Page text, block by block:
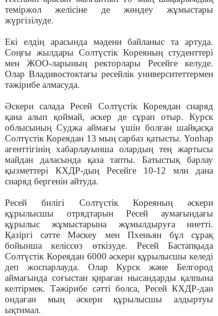
теміржол желісіне де жөндеу жұмыстары
жүргізілуде.
Екі елдің арасында мәдени байланыс та артуда.
Соңғы жылдары Солтүстік Кореяның студенттері
мен ЖОО-ларының ректорлары Ресейге келуде.
Олар Владивостоктағы ресейлік университеттермен
тәжірибе алмасуда.
Әскери салада Ресей Солтүстік Кореядан снаряд
қана алып қоймай, әскер де сұрап отыр. Курск
облысының Суджа аймағы үшін болған шайқасқа
Солтүстік Кореядан 13 мың сарбаз қатысты. Yonhap
агенттігінің хабарлауынша олардың тең жартысы
майдан даласында қаза тапты. Батыстық барлау
қызметтері КХДР-дың Ресейге 10-12 млн дана
снаряд бергенін айтуда.
Ресей билігі Солтүстік Кореяның әскери
құрылысшы отрядтарын Ресей аумағындағы
құрылыс жұмыстарына жұмылдыруға ниетті.
Қазіргі сәтте Мәскеу мен Пхеньян бұл сұрақ
бойынша келіссөз өткізуде. Ресей Бастапқыда
Солтүстік Кореядан 6000 әскери құрылысшы келеді
деп жоспарлауда. Олар Курск және Белгород
аймағында соғыстан қираған нысандарды қалпына
келтірмек. Тәжірибе сәтті болса, Ресей КХДР-дан
ондаған мың әскери құрылысшы алдыртуы
ықтимал.